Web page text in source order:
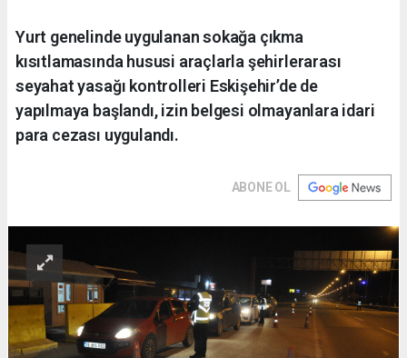
Yurt genelinde uygulanan sokağa çıkma
kısıtlamasında hususi araçlarla şehirlerarası
seyahat yasağı kontrolleri Eskişehir’de de
yapılmaya başlandı, izin belgesi olmayanlara idari
para cezası uygulandı.
ABONE OL